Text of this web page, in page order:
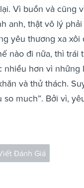
Vì buồn và cũng
anh, thật vô lý
yêu thương xa xôi
nào đi nữa, thì trái
nhiều hơn vì những
và thử thách.
much”. Bởi vì,
Đánh Giá